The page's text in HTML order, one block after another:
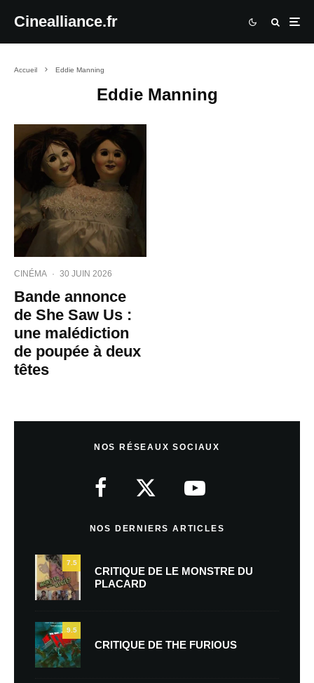
Cinealliance.fr
Accueil Eddie Manning
Eddie Manning
CINÉMA · 30 JUIN 2026
Bande annonce
de She Saw Us :
une malédiction
de poupée à deux
têtes
NOS RÉSEAUX SOCIAUX
NOS DERNIERS ARTICLES
7.5
CRITIQUE DE LE MONSTRE DU
PLACARD
9.5
CRITIQUE DE THE FURIOUS